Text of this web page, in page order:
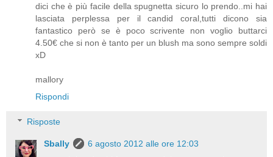
dici che è più facile della spugnetta sicuro lo prendo..mi hai
lasciata perplessa per il candid coral,tutti dicono sia
fantastico però se è poco scrivente non voglio buttarci
4.50€ che si non è tanto per un blush ma sono sempre soldi
xD
mallory
Rispondi
Risposte
Sbally
6 agosto 2012 alle ore 12:03